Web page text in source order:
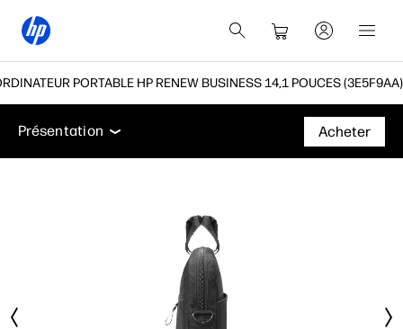
PORTABLE HP RENEW BUSINESS 14,1 POUCES (3E5F9AA)
Présentation Accessoires
Assistance
Présentation
Acheter